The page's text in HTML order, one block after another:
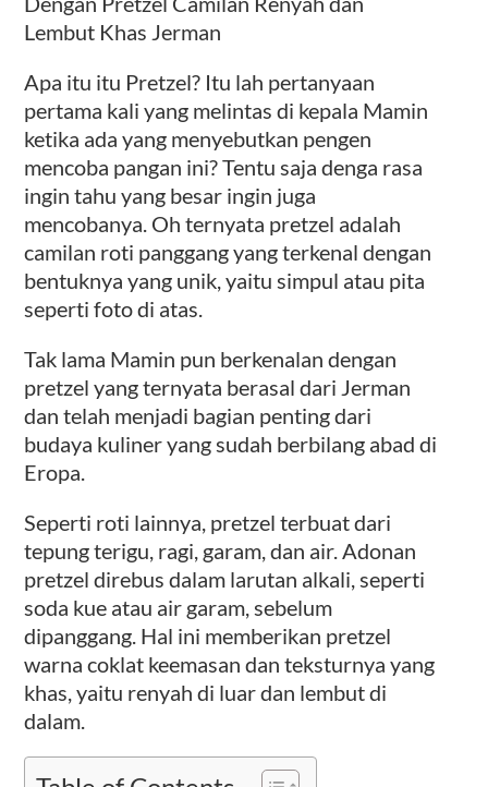
Lembut Khas Jerman
Apa itu itu Pretzel? Itu lah pertanyaan
pertama kali yang melintas di kepala Mamin
ketika ada yang menyebutkan pengen
mencoba pangan ini? Tentu saja denga rasa
ingin tahu yang besar ingin juga
mencobanya. Oh ternyata pretzel adalah
camilan roti panggang yang terkenal dengan
bentuknya yang unik, yaitu simpul atau pita
seperti foto di atas.
Tak lama Mamin pun berkenalan dengan
pretzel yang ternyata berasal dari Jerman
dan telah menjadi bagian penting dari
budaya kuliner yang sudah berbilang abad di
Eropa.
Seperti roti lainnya, pretzel terbuat dari
tepung terigu, ragi, garam, dan air. Adonan
pretzel direbus dalam larutan alkali, seperti
soda kue atau air garam, sebelum
dipanggang. Hal ini memberikan pretzel
warna coklat keemasan dan teksturnya yang
khas, yaitu renyah di luar dan lembut di
dalam.